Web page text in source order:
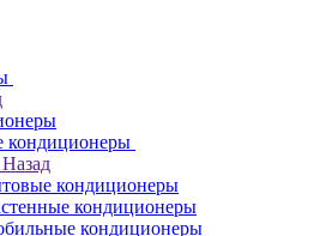
кондиционеры
Назад
кондиционеры
кондиционеры
кондиционеры